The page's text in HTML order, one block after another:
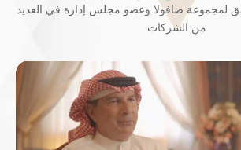
لمجموعة صافولا وعضو مجلس إدارة في العديد
من الشركات